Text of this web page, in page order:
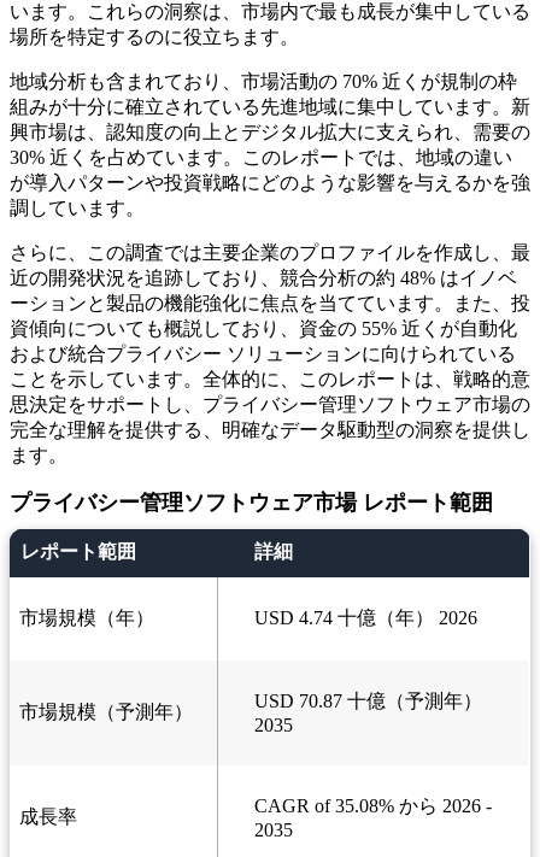
います。これらの洞察は、市場内で最も成長が集中している
場所を特定するのに役立ちます。
地域分析も含まれており、市場活動の 70% 近くが規制の枠
組みが十分に確立されている先進地域に集中しています。新
興市場は、認知度の向上とデジタル拡大に支えられ、需要の
30% 近くを占めています。このレポートでは、地域の違い
が導入パターンや投資戦略にどのような影響を与えるかを強
調しています。
さらに、この調査では主要企業のプロファイルを作成し、最
近の開発状況を追跡しており、競合分析の約 48% はイノベ
ーションと製品の機能強化に焦点を当てています。また、投
資傾向についても概説しており、資金の 55% 近くが自動化
および統合プライバシー ソリューションに向けられている
ことを示しています。全体的に、このレポートは、戦略的意
思決定をサポートし、プライバシー管理ソフトウェア市場の
完全な理解を提供する、明確なデータ駆動型の洞察を提供し
ます。
プライバシー管理ソフトウェア市場 レポート範囲
レポート範囲 詳細
市場規模（年） USD 4.74 十億（年） 2026
市場規模（予測年）
USD 70.87 十億（予測年）
2035
成長率
CAGR of 35.08% から 2026 -
2035